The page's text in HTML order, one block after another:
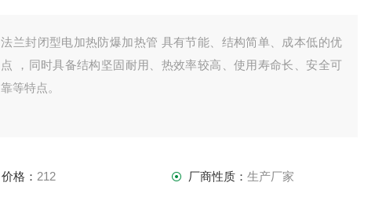
法兰封闭型电加热防爆加热管 具有节能、结构简单、成本低的优
点 ，同时具备结构坚固耐用、热效率较高、使用寿命长、安全可
靠等特点。
价格： 212 厂商性质： 生产厂家